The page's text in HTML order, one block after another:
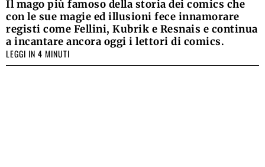
Il mago più famoso della storia dei comics che
con le sue magie ed illusioni fece innamorare
registi come Fellini, Kubrik e Resnais e continua
a incantare ancora oggi i lettori di comics.
LEGGI IN 4 MINUTI